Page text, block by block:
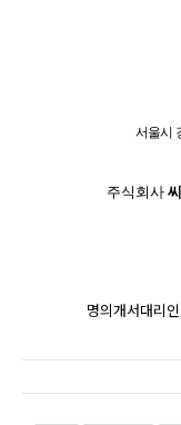
서울시
주식회사
명의개서대리